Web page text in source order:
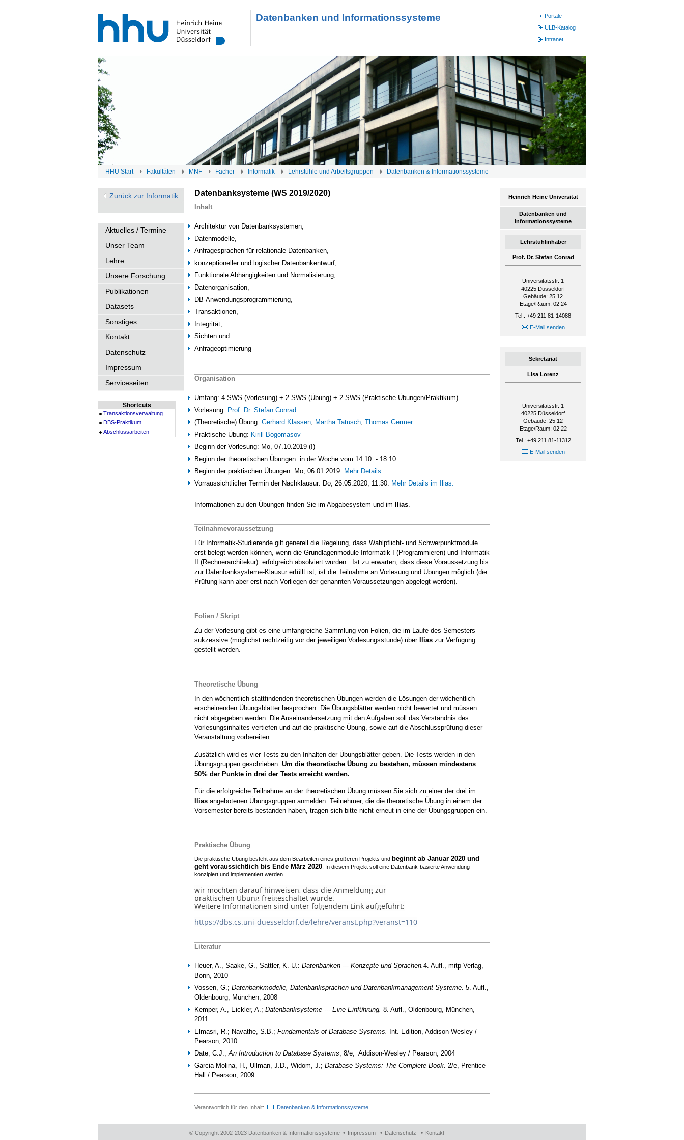
Datenbanken und Informationssysteme
Portale
ULB-Katalog
Intranet
HHU Start Fakultäten MNF Fächer Informatik Lehrstühle und Arbeitsgruppen Datenbanken & Informationssysteme
Zurück zur Informatik
Aktuelles / Termine
Unser Team
Lehre
Unsere Forschung
Publikationen
Datasets
Sonstiges
Kontakt
Datenschutz
Impressum
Serviceseiten
Shortcuts
Transaktionsverwaltung
DBS-Praktikum
Abschlussarbeiten
Datenbanksysteme (WS 2019/2020)
Inhalt
Architektur von Datenbanksystemen,
Datenmodelle,
Anfragesprachen für relationale Datenbanken,
konzeptioneller und logischer Datenbankentwurf,
Funktionale Abhängigkeiten und Normalisierung,
Datenorganisation,
DB-Anwendungsprogrammierung,
Transaktionen,
Integrität,
Sichten und
Anfrageoptimierung
Organisation
Umfang: 4 SWS (Vorlesung) + 2 SWS (Übung) + 2 SWS (Praktische Übungen/Praktikum)
Vorlesung: Prof. Dr. Stefan Conrad
(Theoretische) Übung: Gerhard Klassen, Martha Tatusch, Thomas Germer
Praktische Übung: Kirill Bogomasov
Beginn der Vorlesung: Mo, 07.10.2019 (!)
Beginn der theoretischen Übungen: in der Woche vom 14.10. - 18.10.
Beginn der praktischen Übungen: Mo, 06.01.2019. Mehr Details.
Vorraussichtlicher Termin der Nachklausur: Do, 26.05.2020, 11:30. Mehr Details im Ilias.
Informationen zu den Übungen finden Sie im Abgabesystem und im Ilias.
Teilnahmevoraussetzung
Für Informatik-Studierende gilt generell die Regelung, dass Wahlpflicht- und Schwerpunktmodule
erst belegt werden können, wenn die Grundlagenmodule Informatik I (Programmieren) und Informatik
II (Rechnerarchitekur) erfolgreich absolviert wurden. Ist zu erwarten, dass diese Voraussetzung bis
zur Datenbanksysteme-Klausur erfüllt ist, ist die Teilnahme an Vorlesung und Übungen möglich (die
Prüfung kann aber erst nach Vorliegen der genannten Voraussetzungen abgelegt werden).
Folien / Skript
Zu der Vorlesung gibt es eine umfangreiche Sammlung von Folien, die im Laufe des Semesters
sukzessive (möglichst rechtzeitig vor der jeweiligen Vorlesungsstunde) über
Ilias zur Verfügung
gestellt werden.
Theoretische Übung
In den wöchentlich stattfindenden theoretischen Übungen werden die Lösungen der wöchentlich
erscheinenden Übungsblätter besprochen. Die Übungsblätter werden nicht bewertet und müssen
nicht abgegeben werden. Die Auseinandersetzung mit den Aufgaben soll das Verständnis des
Vorlesungsinhaltes vertiefen und auf die praktische Übung, sowie auf die Abschlussprüfung dieser
Veranstaltung vorbereiten.
Zusätzlich wird es vier Tests zu den Inhalten der Übungsblätter geben. Die Tests werden in den
Übungsgruppen geschrieben. Um die theoretische Übung zu bestehen, müssen mindestens
50% der Punkte in drei der Tests erreicht werden.
Für die erfolgreiche Teilnahme an der theoretischen Übung müssen Sie sich zu einer der drei im
Ilias angebotenen Übungsgruppen anmelden. Teilnehmer, die die theoretische Übung in einem der
Vorsemester bereits bestanden haben, tragen sich bitte nicht erneut in eine der Übungsgruppen ein.
Praktische Übung
Die praktische Übung besteht aus dem Bearbeiten eines größeren Projekts und beginnt ab Januar 2020 und
geht voraussichtlich bis Ende März 2020 . In diesem Projekt soll eine Datenbank-basierte Anwendung
konzipiert und implementiert werden.
wir möchten darauf hinweisen, dass die Anmeldung zur
praktischen Übung freigeschaltet wurde.
Weitere Informationen sind unter folgendem Link aufgeführt:
https://dbs.cs.uni-duesseldorf.de/lehre/veranst.php?veranst=110
Literatur
Heuer, A., Saake, G., Sattler, K.-U.: Datenbanken --- Konzepte und Sprachen.4. Aufl., mitp-Verlag,
Bonn, 2010
Vossen, G.; Datenbankmodelle, Datenbanksprachen und Datenbankmanagement-Systeme. 5. Aufl.,
Oldenbourg, München, 2008
Kemper, A., Eickler, A.; Datenbanksysteme --- Eine Einführung. 8. Aufl., Oldenbourg, München,
2011
Elmasri, R.; Navathe, S.B.; Fundamentals of Database Systems.
Int. Edition, Addison-Wesley /
Pearson, 2010
Date, C.J.;An Introduction to Database Systems, 8/e, Addison-Wesley / Pearson, 2004
Garcia-Molina, H., Ullman, J.D., Widom, J.; Database Systems: The Complete Book. 2/e, Prentice
Hall / Pearson, 2009
Heinrich Heine Universität
Datenbanken und
Informationssysteme
Lehrstuhlinhaber
Prof. Dr. Stefan Conrad
Universitätsstr. 1
40225 Düsseldorf
Gebäude: 25.12
Etage/Raum: 02.24
Tel.: +49 211 81-14088
E-Mail senden
Sekretariat
Lisa Lorenz
Universitätsstr. 1
40225 Düsseldorf
Gebäude: 25.12
Etage/Raum: 02.22
Tel.: +49 211 81-11312
E-Mail senden
Verantwortlich für den Inhalt: Datenbanken & Informationssysteme
© Copyright 2002-2023 Datenbanken & Informationssysteme Impressum Datenschutz Kontakt